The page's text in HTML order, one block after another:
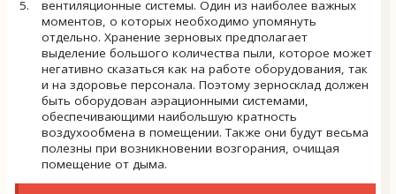
вентиляционные системы. Один из наиболее важных
моментов, о которых необходимо упомянуть
отдельно. Хранение зерновых предполагает
выделение большого количества пыли, которое может
негативно сказаться как на работе оборудования, так
и на здоровье персонала. Поэтому зерносклад должен
быть оборудован аэрационными системами,
обеспечивающими наибольшую кратность
воздухообмена в помещении. Также они будут весьма
полезны при возникновении возгорания, очищая
помещение от дыма.